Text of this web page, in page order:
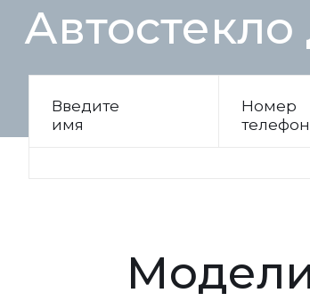
Введите
имя
Номер
Модели